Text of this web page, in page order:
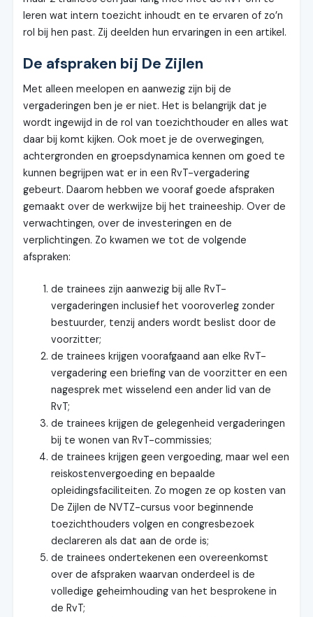
leren wat intern toezicht inhoudt en te ervaren of zo’n
rol bij hen past. Zij deelden hun ervaringen in een artikel.
De afspraken bij De Zijlen
Met alleen meelopen en aanwezig zijn bij de
vergaderingen ben je er niet. Het is belangrijk dat je
wordt ingewijd in de rol van toezichthouder en alles wat
daar bij komt kijken. Ook moet je de overwegingen,
achtergronden en groepsdynamica kennen om goed te
kunnen begrijpen wat er in een RvT-vergadering
gebeurt. Daarom hebben we vooraf goede afspraken
gemaakt over de werkwijze bij het traineeship. Over de
verwachtingen, over de investeringen en de
verplichtingen. Zo kwamen we tot de volgende
afspraken:
de trainees zijn aanwezig bij alle RvT-
vergaderingen inclusief het vooroverleg zonder
bestuurder, tenzij anders wordt beslist door de
voorzitter;
de trainees krijgen voorafgaand aan elke RvT-
vergadering een briefing van de voorzitter en een
nagesprek met wisselend een ander lid van de
RvT;
de trainees krijgen de gelegenheid vergaderingen
bij te wonen van RvT-commissies;
de trainees krijgen geen vergoeding, maar wel een
reiskostenvergoeding en bepaalde
opleidingsfaciliteiten. Zo mogen ze op kosten van
De Zijlen de NVTZ-cursus voor beginnende
toezichthouders volgen en congresbezoek
declareren als dat aan de orde is;
de trainees ondertekenen een overeenkomst
over de afspraken waarvan onderdeel is de
volledige geheimhouding van het besprokene in
de RvT;